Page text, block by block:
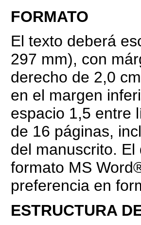
FORMATO
El texto deberá
297 mm), con
derecho de 2,0
en el margen
espacio 1,5 entre
de 16 páginas,
del manuscrito.
formato MS
preferencia en
ESTRUCTURA